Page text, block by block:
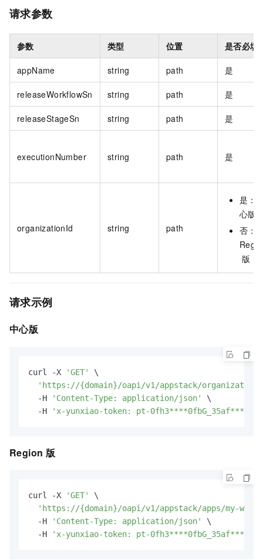
请求参数
参数 类型 位置 是否必填
appName string path 是
releaseWorkflowSn string path 是
releaseStageSn string path 是
executionNumber string path 是
organizationId string path
是：
心版
否：
版
请求示例
中心版
curl -X 'GET'
\
'https://{domain}/oapi/v1/appstack/organizations/
  -H
'Content-Type: application/json'
\
  -H
'x-yunxiao-token: pt-
Region 版
curl -X 'GET'
\
'https://{domain}/oapi/v1/appstack/apps/my-web-
  -H
'Content-Type: application/json'
\
  -H
'x-yunxiao-token: pt-